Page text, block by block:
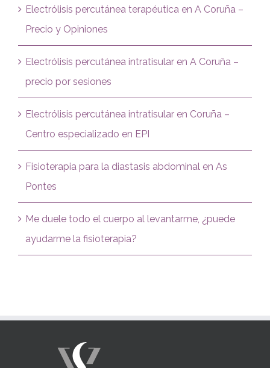
Electrólisis percutánea terapéutica en A Coruña –
Precio y Opiniones
Electrólisis percutánea intratisular en A Coruña –
precio por sesiones
Electrólisis percutánea intratisular en Coruña –
Centro especializado en EPI
Fisioterapia para la diastasis abdominal en As
Pontes
Me duele todo el cuerpo al levantarme, ¿puede
ayudarme la fisioterapia?